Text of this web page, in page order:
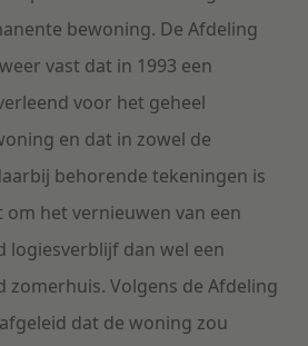
bewoning. De Afdeling
vast dat in 1993 een
voor het geheel
en dat in zowel de
behorende tekeningen is
het vernieuwen van een
logiesverblijf dan wel een
Volgens de Afdeling
dat de woning zou